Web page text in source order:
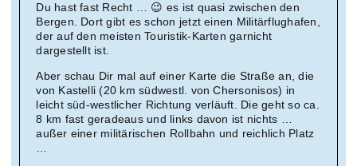
Du hast fast Recht … 😉 es ist quasi zwischen den
Bergen. Dort gibt es schon jetzt einen Militärflughafen,
der auf den meisten Touristik-Karten garnicht
dargestellt ist.
Aber schau Dir mal auf einer Karte die Straße an, die
von Kastelli (20 km südwestl. von Chersonisos) in
leicht süd-westlicher Richtung verläuft. Die geht so ca.
8 km fast geradeaus und links davon ist nichts …
außer einer militärischen Rollbahn und reichlich Platz
…